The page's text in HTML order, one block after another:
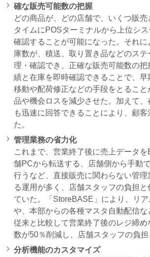
確な販売可能数の把握
どの商品が、どの店舗で、いくつ販
タイムにPOSターミナルから上位シス
確認することが可能になった。それに
庫数が、積送、取り置き品などのス
理・確認でき、正確な販売可能数の把
績と在庫を即時確認できることで、早
移動や配荷修正などの手段をとること
品や機会ロスを減少させた。加えて、
も迅速に回答できることにより、顧
た。
管理業務の省力化
これまで、営業終了後に売上データ
舗PCから転送する、店舗側から手動
行うなど、直接販売に関わらない管
る運用が多く、店舗スタッフの負担と
ていた。「StoreBASE」により、リ
や、本部からの各種マスタ自動配信な
従来と比較して営業終了後のレジ締め
数が50％削減し、店舗スタッフの負担
分析機能のカスタマイズ